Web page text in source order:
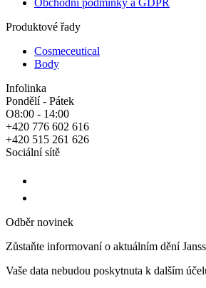
Obchodní podmínky a GDPR
Produktové řady
Cosmeceutical
Body
Infolinka
Pondělí - Pátek
O8:00 - 14:00
+420 776 602 616
+420 515 261 626
Sociální sítě
Odběr novinek
Zůstaňte informovaní o aktuálním dění
Vaše data nebudou poskytnuta k dalším